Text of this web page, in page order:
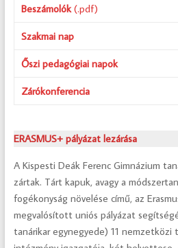
Beszámolók (.pdf)
Szakmai nap
Őszi pedagógiai napok
Zárókonferencia
ERASMUS+ pályázat lezárása
A Kispesti Deák Ferenc Gimnázium
zártak. Tárt kapuk, avagy a
fogékonyság növelése című, az
megvalósított uniós pályázat
tanárikar egynegyede) 11 nemzetközi